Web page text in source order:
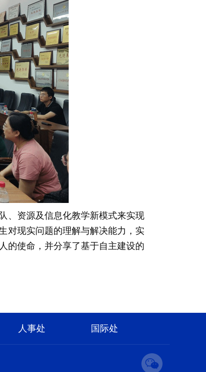
、资源及信息化教学新模式来实现
对现实问题的理解与解决能力，实
的使命，并分享了基于自主建设的
人事处 国际处